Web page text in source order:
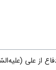
از علی